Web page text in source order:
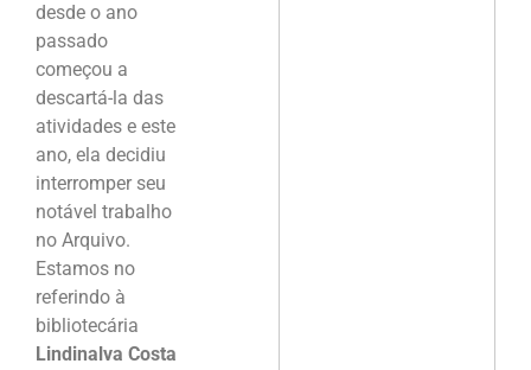
desde o ano
passado
começou a
descartá-la das
atividades e este
ano, ela decidiu
interromper seu
notável trabalho
no Arquivo.
Estamos no
referindo à
bibliotecária
Lindinalva Costa